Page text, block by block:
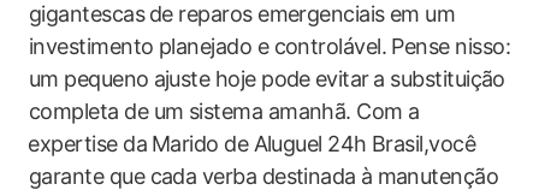
gigantescas ⁣de reparos emergenciais em um
investimento planejado​ e controlável. Pense nisso:
‌um pequeno⁤ ajuste hoje ‍pode⁣ evitar⁢ a substituição‍
completa de um sistema​ amanhã. Com a
⁤expertise da⁣ Marido de Aluguel 24h ‌Brasil,você
garante que cada verba destinada à ⁣manutenção